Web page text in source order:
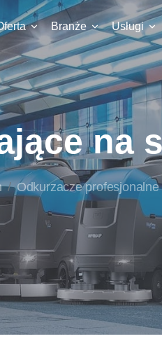
Branże Usługi
na
Odkurzacze profesjonalne